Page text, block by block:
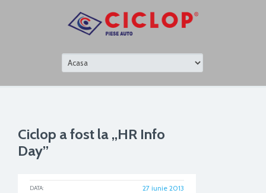
Ciclop a fost la „HR Info
Day”
DATA: 27 iunie 2013